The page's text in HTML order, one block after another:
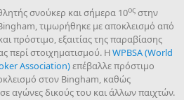
σνούκερ και σήμερα 10ος στην
τιμωρήθηκε με αποκλεισμό από
πρόστιμο, εξαιτίας της παραβίασης
περί στοιχηματισμού. ΗWPBSA (World
Association)επέβαλλε πρόστιμο
στον Bingham, καθώς
αγώνες δικούς του και άλλων παιχτών.